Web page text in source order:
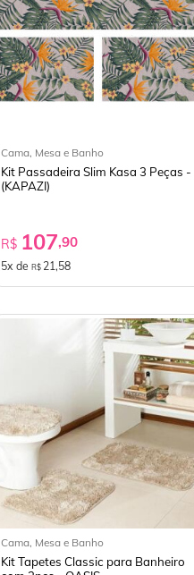
Cama, Mesa e Banho
Kit Passadeira Slim Kasa 3 Peças -
(KAPAZI)
R$ 107,90
5x de R$ 21,58
Cama, Mesa e Banho
Kit Tapetes Classic para Banheiro